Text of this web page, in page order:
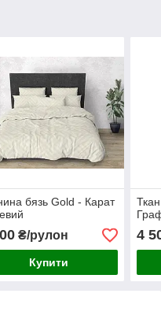
бязь Gold - Карат
₴/рулон
Купити
4